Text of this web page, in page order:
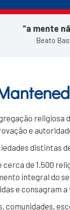
“a mente
Beato
e
distintas
de 1.500
integral do
e consagram
comunidades,